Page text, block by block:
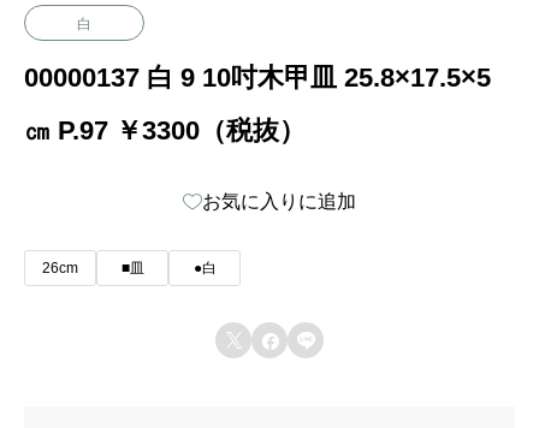
白
00000137 白 9 10吋木甲皿 25.8×17.5×5
㎝ P.97 ￥3300（税抜）
お気に入りに追加
26cm ■皿 ●白
  